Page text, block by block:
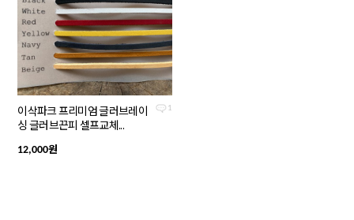
1
이삭파크 프리미엄 글러브레이
싱 글러브끈피 셀프교체...
12,000원